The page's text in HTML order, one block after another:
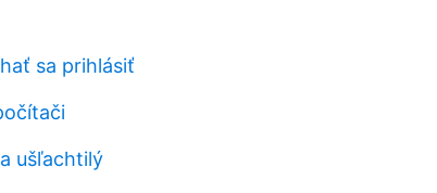
sa prihlásiť
ušľachtilý